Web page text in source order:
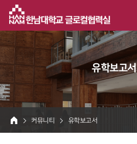
한남인
유학보고서
HOME
커뮤니티 유학보고서